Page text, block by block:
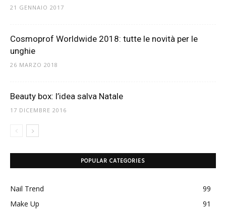
21 GENNAIO 2017
Cosmoprof Worldwide 2018: tutte le novità per le
unghie
26 MARZO 2018
Beauty box: l’idea salva Natale
17 DICEMBRE 2016
POPULAR CATEGORIES
Nail Trend
99
Make Up
91